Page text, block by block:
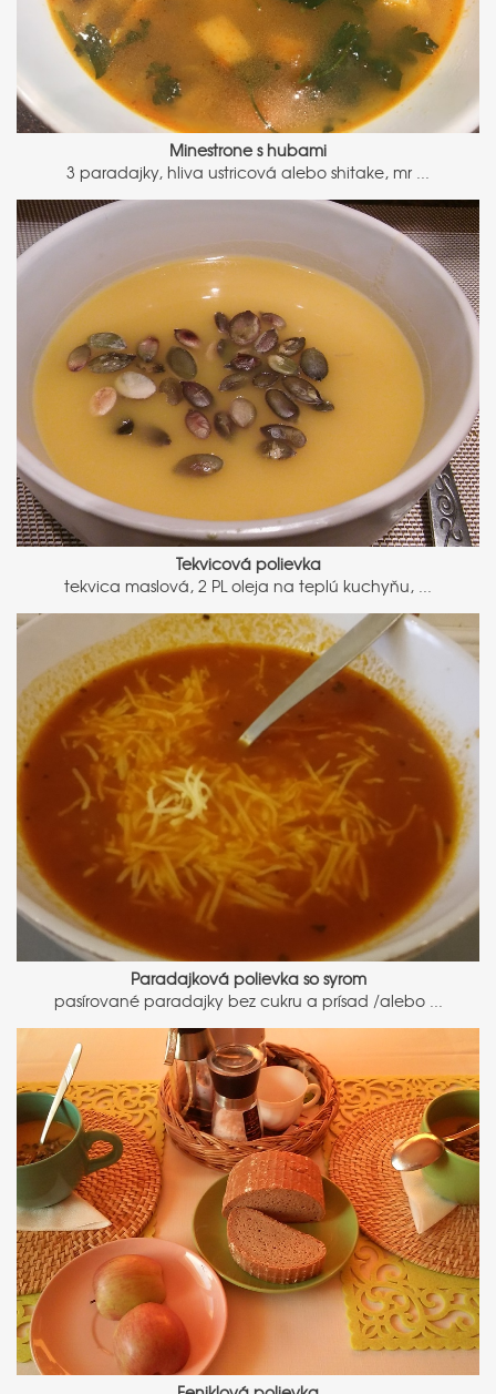
Minestrone s hubami
3 paradajky, hliva ustricová alebo shitake, mr ...
Tekvicová polievka
tekvica maslová, 2 PL oleja na teplú kuchyňu, ...
Paradajková polievka so syrom
pasírované paradajky bez cukru a prísad /alebo ...